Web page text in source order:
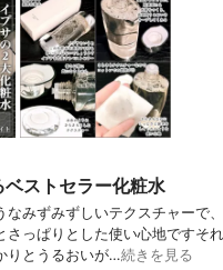
ストセラー化粧水
なみずみずしいテクスチャーで
さっぱりとした使い心地ですそ
りとうるおいが…続きを見る